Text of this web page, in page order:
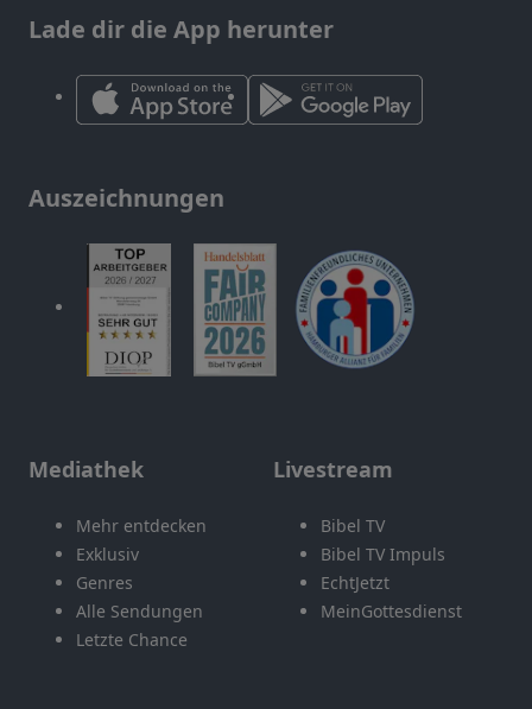
Lade dir die App herunter
Auszeichnungen
Mediathek
Mehr entdecken
Exklusiv
Genres
Alle Sendungen
Letzte Chance
Livestream
Bibel TV
Bibel TV Impuls
EchtJetzt
MeinGottesdienst